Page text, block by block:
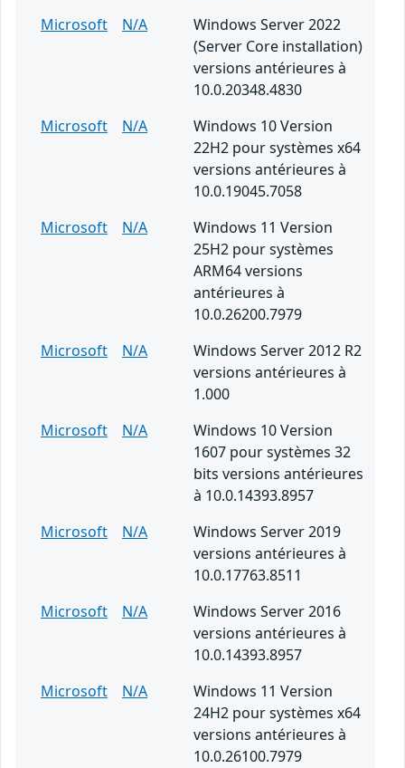
Microsoft
N/A
Windows Server 2022
(Server Core installation)
versions antérieures à
10.0.20348.4830
Microsoft
N/A
Windows 10 Version
22H2 pour systèmes x64
versions antérieures à
10.0.19045.7058
Microsoft
N/A
Windows 11 Version
25H2 pour systèmes
ARM64 versions
antérieures à
10.0.26200.7979
Microsoft
N/A
Windows Server 2012 R2
versions antérieures à
1.000
Microsoft
N/A
Windows 10 Version
1607 pour systèmes 32
bits versions antérieures
à 10.0.14393.8957
Microsoft
N/A
Windows Server 2019
versions antérieures à
10.0.17763.8511
Microsoft
N/A
Windows Server 2016
versions antérieures à
10.0.14393.8957
Microsoft
N/A
Windows 11 Version
24H2 pour systèmes x64
versions antérieures à
10.0.26100.7979